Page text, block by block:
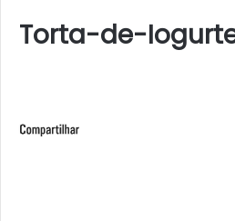
Torta-de-